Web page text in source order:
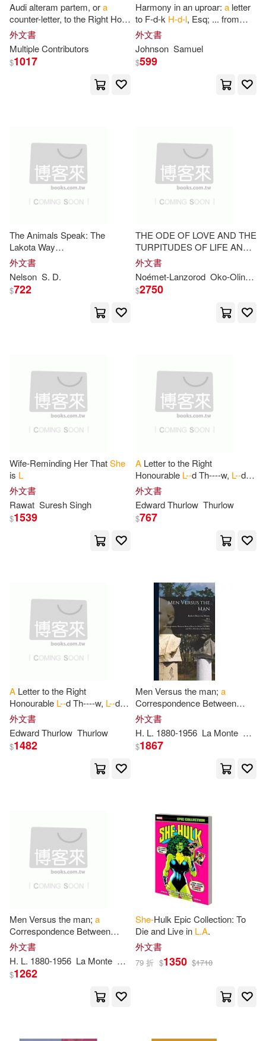
L’Engle(111) G. H.(110)
Gray(110) H. H.(110)
Ph.D. (EDT)(109)
L. C.(108)
Meyer(108)
Cooper(107) Gifts(107)
Notebooks(107)
H. E.(106)
Daniel(104)
Paul L.(104) Judi L.(103)
Gordon(102) Lawrence(102)
James L./ Johnson(101)
W. L.(101)
Morgan(100) Nancy L.(100)
Palmer(100) Buchman(99)
R.N.(98)
Fisher(96) Frederic H.(96)
Howard(96) Perry(96)
S. H.(96) T. H.(95)
Gregory L.(94)
Booksurge Llc(38)
F a Davis Co(38)
Intellect L & D E F A E(38)
Yale Univ Pr(38)
博樂伯樂(38) 極光(38)
Midpoint Trade Books Inc(37)
Univ of California Pr(37)
機械工業出版社(37) 麥田(37)
Elsevier Science Health Science(3
6)
Guilford Pubn(36)
Harpercollins(36)
Renouf Pub Co Ltd(36)
Simon & Schuster(36)
アシェット・コレクションズ・ジ
華研(36)
Jones & Bartlett Learning(35)
Random House Childrens Books(3
W B Saunders Co(35)
Amer Mathematical Society(34)
Atlasbooks Dist Serv(34)
Brilliance Audio Lib Edn(34)
Audi alteram partem, ora
counter-letter, to the Right Hon
the E---
P-lS-y of S-e for the
外文書
Multiple Contributors
$1017
Harmony in an uproar: a letter
to F-d-k H-d-l, Esq; ... from
Hurlothrumbo Johnson, Esq; ...
外文書
Johnson Samuel
$599
The Animals Speak: The
Lakota Way
(Wamákashka?’iya: Lakhó
Wichóh
Book): The Lakota Way (
Picture
外文書
Nelson S. D.
$722
THE ODE OF LOVE AND THE
TURPITUDES OF LIFE AND
SHESHINES LIKE
ENGLISH: ODE À
ET LES TURPITUDES DE LA
外文書
Noémet-Lanzorod Oko-Olingoba
$2750
Wife-Reminding Her ThatShe
is L
外文書
Rawat Suresh Singh
$1539
A Letter to the Right
Honourable L--d Th----w, L--d
H--hC--------r of E----d, &c. &c.
&c
外文書
Edward Thurlow Thurlow
$767
A Letter to the Right
Honourable L--d Th----w, L--d
H--hC--------r of E----d, &c. &c.
&c
外文書
Edward Thurlow Thurlow
$1482
Men Versus the man; a
Correspondence Between
Robert Rives La Monte,
Socialist, and
Individualist
外文書
H. L. 1880-1956 La Monte
$1867
Men Versus the man; a
Correspondence Between
Robert Rives La Monte,
Socialist, and
Individualist
外文書
H. L. 1880-1956 La Monte Mencken Robert Rives
$1262
She-Hulk Epic Collection: To
Die and Live in L.A.
外文書
79 折 $1350 $1710